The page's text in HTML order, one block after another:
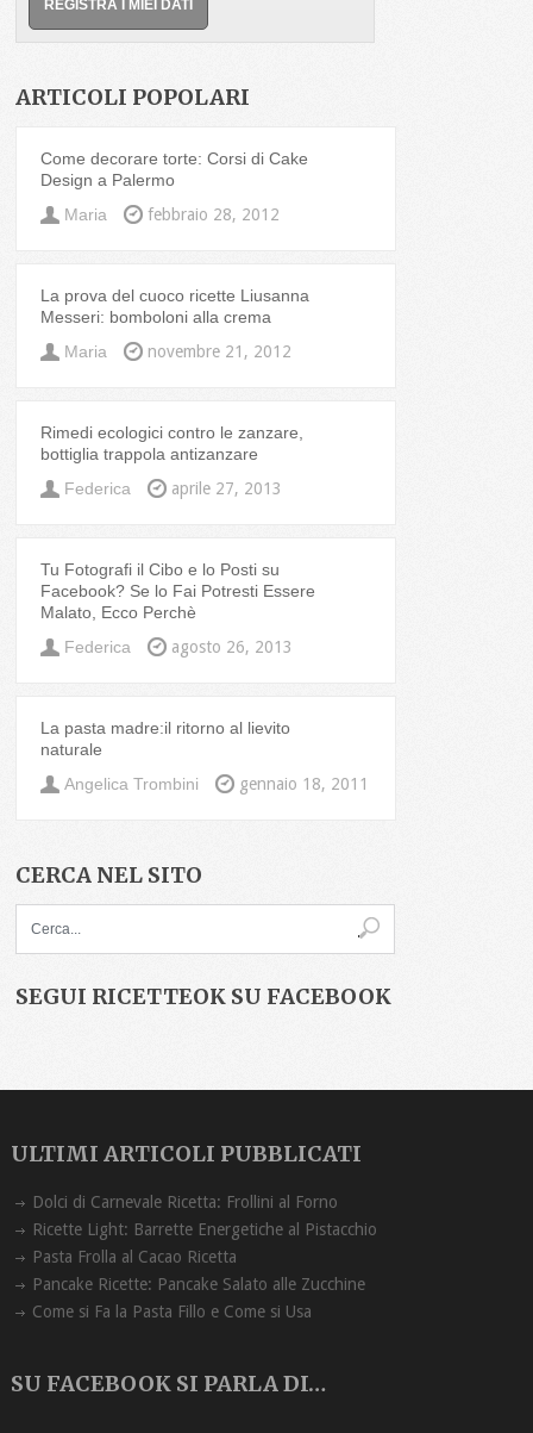
ARTICOLI POPOLARI
Come decorare torte: Corsi di Cake
Design a Palermo
Maria
febbraio 28, 2012
La prova del cuoco ricette Liusanna
Messeri: bomboloni alla crema
Maria
novembre 21, 2012
Rimedi ecologici contro le zanzare,
bottiglia trappola antizanzare
Federica
aprile 27, 2013
Tu Fotografi il Cibo e lo Posti su
Facebook? Se lo Fai Potresti Essere
Malato, Ecco Perchè
Federica
agosto 26, 2013
La pasta madre:il ritorno al lievito
naturale
Angelica Trombini
gennaio 18, 2011
CERCA NEL SITO
SEGUI RICETTEOK SU FACEBOOK
ULTIMI ARTICOLI PUBBLICATI
Dolci di Carnevale Ricetta: Frollini al Forno
Ricette Light: Barrette Energetiche al Pistacchio
Pasta Frolla al Cacao Ricetta
Pancake Ricette: Pancake Salato alle Zucchine
Come si Fa la Pasta Fillo e Come si Usa
SU FACEBOOK SI PARLA DI…